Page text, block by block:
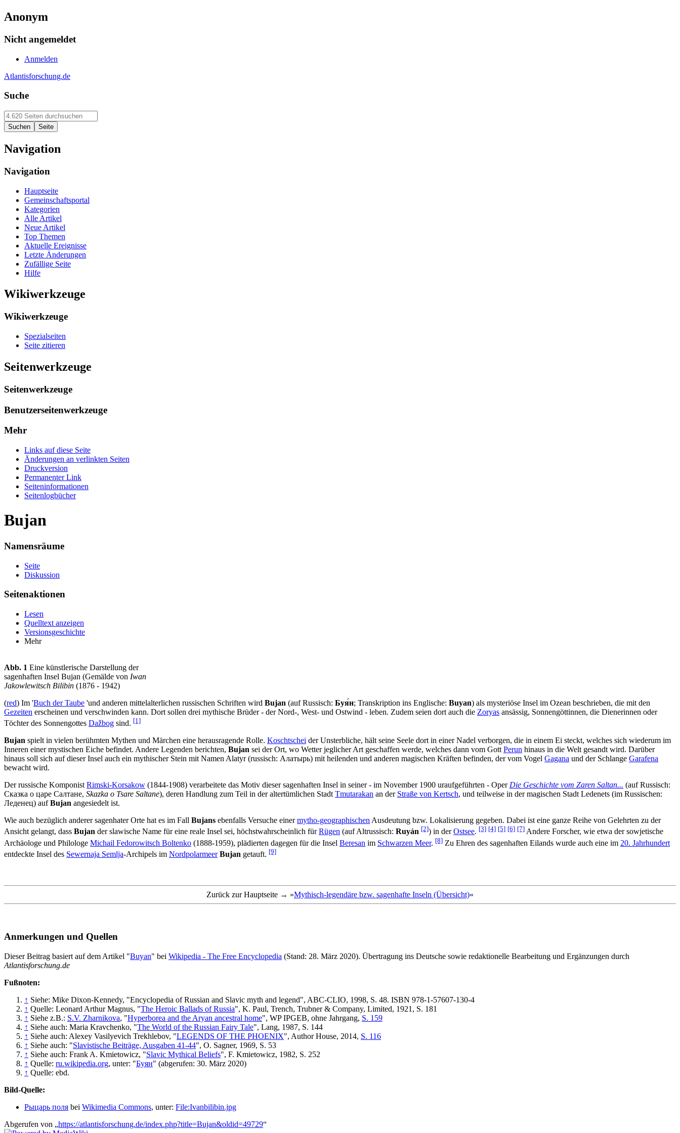
Anonym
Nicht angemeldet
Anmelden
Atlantisforschung.de
Suche
Navigation
Navigation
Hauptseite
Gemeinschaftsportal
Kategorien
Alle Artikel
Neue Artikel
Top Themen
Aktuelle Ereignisse
Letzte Änderungen
Zufällige Seite
Hilfe
Wikiwerkzeuge
Wikiwerkzeuge
Spezialseiten
Seite zitieren
Seitenwerkzeuge
Seitenwerkzeuge
Benutzerseitenwerkzeuge
Mehr
Links auf diese Seite
Änderungen an verlinkten Seiten
Druckversion
Permanenter Link
Seiten­informationen
Seitenlogbücher
Bujan
Namensräume
Seite
Diskussion
Seitenaktionen
Lesen
Quelltext anzeigen
Versionsgeschichte
Mehr
Abb. 1 Eine künstlerische Darstellung der
sagenhaften Insel Bujan (Gemälde von Iwan
Jakowlewitsch Bilibin (1876 - 1942)
(red) Im 'Buch der Taube 'und anderen mittelalterlichen russischen Schriften wird Bujan (auf Russisch: Буя́н; Transkription ins Englische: Buyan) als mysteriöse Insel im Ozean beschrieben, die mit den
Gezeiten erscheinen und verschwinden kann. Dort sollen drei mythische Brüder - der Nord-, West- und Ostwind - leben. Zudem seien dort auch die Zoryas ansässig, Sonnengöttinnen, die Dienerinnen oder
Töchter des Sonnengottes Dažbog sind. [1]
Bujan spielt in vielen berühmten Mythen und Märchen eine herausragende Rolle. Koschtschei der Unsterbliche, hält seine Seele dort in einer Nadel verborgen, die in einem Ei steckt, welches sich wiederum im
Inneren einer mystischen Eiche befindet. Andere Legenden berichten, Bujan sei der Ort, wo Wetter jeglicher Art geschaffen werde, welches dann vom Gott Perun hinaus in die Welt gesandt wird. Darüber
hinaus soll sich auf dieser Insel auch ein mythischer Stein mit Namen Alatyr (russisch: Алатырь) mit heilenden und anderen magischen Kräften befinden, der vom Vogel Gagana und der Schlange Garafena
bewacht wird.
Der russische Komponist Rimski-Korsakow (1844-1908) verarbeitete das Motiv dieser sagenhaften Insel in seiner - im November 1900 uraufgeführten - Oper Die Geschichte vom Zaren Saltan... (auf Russisch:
Сказка о царе Салтане, Skazka o Tsare Saltane), deren Handlung zum Teil in der altertümlichen Stadt Tmutarakan an der Straße von Kertsch, und teilweise in der magischen Stadt Ledenets (im Russischen:
Леденец) aufBujan angesiedelt ist.
Wie auch bezüglich anderer sagenhater Orte hat es im Fall Bujans ebenfalls Versuche einermytho-geographischen Ausdeutung bzw. Lokalisierung gegeben. Dabei ist eine ganze Reihe von Gelehrten zu der
Ansicht gelangt, dass Bujan der slawische Name für eine reale Insel sei, höchstwahrscheinlich fürRügen (auf Altrussisch: Ruyán [2]) in derOstsee. [3] [4] [5] [6] [7] Andere Forscher, wie etwa der sowjetische
Archäologe und Philologe Michail Fedorowitsch Boltenko (1888-1959), plädierten dagegen für die Insel Beresan im Schwarzen Meer. [8] Zu Ehren des sagenhaften Eilands wurde auch eine im 20. Jahrhundert
entdeckte Insel des Sewernaja Semlja-Archipels im Nordpolarmeer Bujan getauft. [9]
Zurück zur Hauptseite → »Mythisch-legendäre bzw. sagenhafte Inseln (Übersicht)«
Anmerkungen und Quellen
Dieser Beitrag basiert auf dem Artikel "Buyan" bei Wikipedia - The Free Encyclopedia (Stand: 28. März 2020). Übertragung ins Deutsche sowie redaktionelle Bearbeitung und Ergänzungen durch
Atlantisforschung.de
Fußnoten:
↑ Siehe: Mike Dixon-Kennedy, "Encyclopedia of Russian and Slavic myth and legend", ABC-CLIO, 1998, S. 48. ISBN 978-1-57607-130-4
↑ Quelle: Leonard Arthur Magnus, "The Heroic Ballads of Russia", K. Paul, Trench, Trubner & Company, Limited, 1921, S. 181
↑ Siehe z.B.: S.V. Zharnikova, "Hyperborea and the Aryan ancestral home", WP IPGEB, ohne Jahrgang, S. 159
↑ Siehe auch: Maria Kravchenko, "The World of the Russian Fairy Tale", Lang, 1987, S. 144
↑ Siehe auch: Alexey Vasilyevich Trekhlebov, "LEGENDS OF THE PHOENIX", Author House, 2014, S. 116
↑ Siehe auch: "Slavistische Beiträge, Ausgaben 41-44", O. Sagner, 1969, S. 53
↑ Siehe auch: Frank A. Kmietowicz, "Slavic Mythical Beliefs", F. Kmietowicz, 1982, S. 252
↑ Quelle: ru.wikipedia.org, unter: "Буян" (abgerufen: 30. März 2020)
↑ Quelle: ebd.
Bild-Quelle:
Рыцарь поля bei Wikimedia Commons, unter: File:Ivanbilibin.jpg
Abgerufen von „https://atlantisforschung.de/index.php?title=Bujan&oldid=49729“